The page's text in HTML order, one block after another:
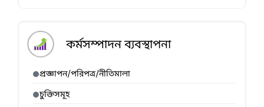
কর্মসম্পাদন ব্যবস্থাপনা
প্রজ্ঞাপন/পরিপত্র/নীতিমালা
চুক্তিসমূহ